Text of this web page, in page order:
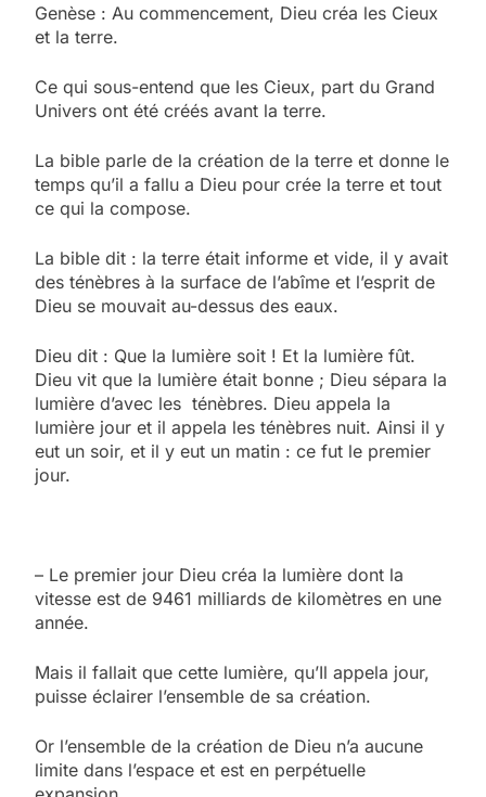
Genèse : Au commencement, Dieu créa les Cieux
et la terre.
Ce qui sous-entend que les Cieux, part du Grand
Univers ont été créés avant la terre.
La bible parle de la création de la terre et donne le
temps qu’il a fallu a Dieu pour crée la terre et tout
ce qui la compose.
La bible dit : la terre était informe et vide, il y avait
des ténèbres à la surface de l’abîme et l’esprit de
Dieu se mouvait au-dessus des eaux.
Dieu dit : Que la lumière soit ! Et la lumière fût.
Dieu vit que la lumière était bonne ; Dieu sépara la
lumière d’avec les ténèbres. Dieu appela la
lumière jour et il appela les ténèbres nuit. Ainsi il y
eut un soir, et il y eut un matin : ce fut le premier
jour.
– Le premier jour Dieu créa la lumière dont la
vitesse est de 9461 milliards de kilomètres en une
année.
Mais il fallait que cette lumière, qu’Il appela jour,
puisse éclairer l’ensemble de sa création.
Or l’ensemble de la création de Dieu n’a aucune
limite dans l’espace et est en perpétuelle